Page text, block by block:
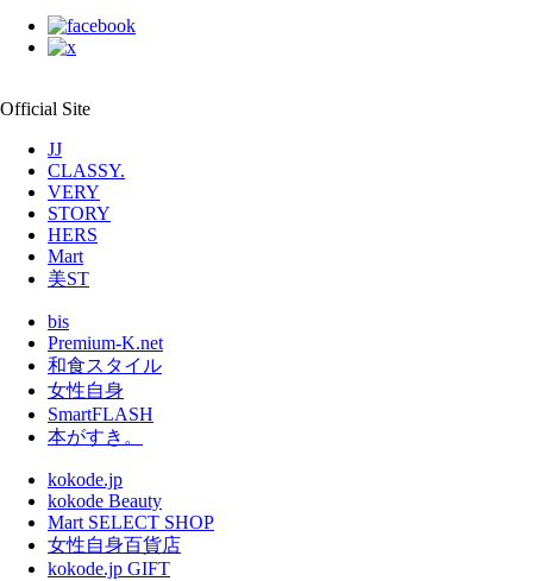
Official Site
JJ
CLASSY.
VERY
STORY
HERS
Mart
美ST
bis
Premium-K.net
和食スタイル
女性自身
SmartFLASH
本がすき。
kokode.jp
kokode Beauty
Mart SELECT SHOP
女性自身百貨店
kokode.jp GIFT